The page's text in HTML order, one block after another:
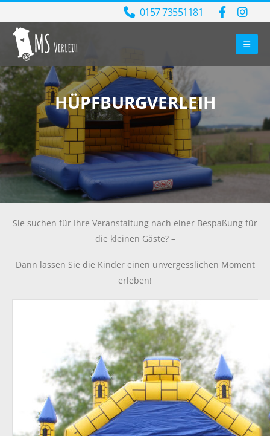
0157 73551181
HÜPFBURGVERLEIH
Sie suchen für Ihre Veranstaltung nach einer Bespaßung für
die kleinen Gäste? –
Dann lassen Sie die Kinder einen unvergesslichen Moment
erleben!